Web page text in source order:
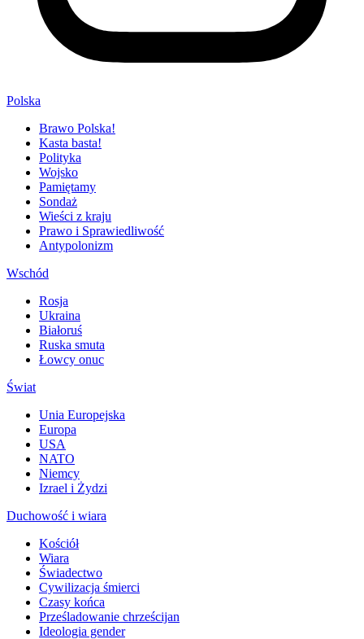
Polska
Brawo Polska!
Kasta basta!
Polityka
Wojsko
Pamiętamy
Sondaż
Wieści z kraju
Prawo i Sprawiedliwość
Antypolonizm
Wschód
Rosja
Ukraina
Białoruś
Ruska smuta
Łowcy onuc
Świat
Unia Europejska
Europa
USA
NATO
Niemcy
Izrael i Żydzi
Duchowość i wiara
Kościół
Wiara
Świadectwo
Cywilizacja śmierci
Czasy końca
Prześladowanie chrześcijan
Ideologia gender